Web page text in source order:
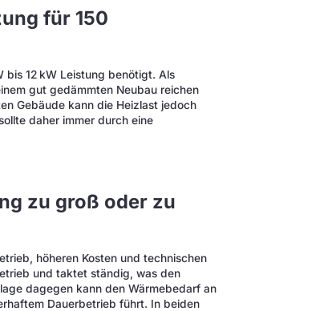
für 150
bis 12 kW Leistung benötigt. Als
gut gedämmten Neubau reichen
Gebäude kann die Heizlast jedoch
daher immer durch eine
zu groß oder zu
höheren Kosten und technischen
und taktet ständig, was den
dagegen kann den Wärmebedarf an
Dauerbetrieb führt. In beiden